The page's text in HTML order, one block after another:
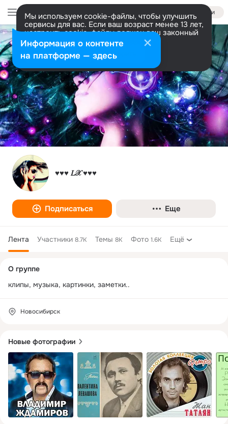
Войти
Мы используем cookie-файлы, чтобы улучшить
сервисы для вас. Если ваш возраст менее 13 лет,
настроить cookie-файлы должен ваш законный
представитель. Больше информации
Разрешить все Настроить
♥♥♥ 𝐿𝒳 ♥♥♥
Подписаться Еще
Лента Участники 8.7K Темы 8K Фото 1.6K Ещё
Новые фотографии
колонка
О группе
клипы, музыка, картинки, заметки..
Новосибирск
Информация о контенте
на платформе — здесь